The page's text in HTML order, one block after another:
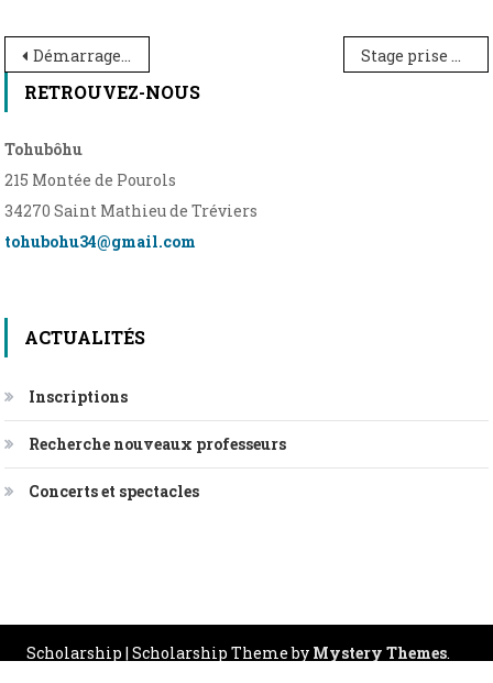
Navigation
de
l’article
Démarrage des cours : 19/9 Stage prise de parole en public du 3 au 5 mai
RETROUVEZ-NOUS
Tohubôhu
215 Montée de Pourols
34270 Saint Mathieu de Tréviers
tohubohu34@gmail.com
ACTUALITÉS
Inscriptions
Recherche nouveaux professeurs
Concerts et spectacles
Scholarship |Scholarship Theme by Mystery Themes.